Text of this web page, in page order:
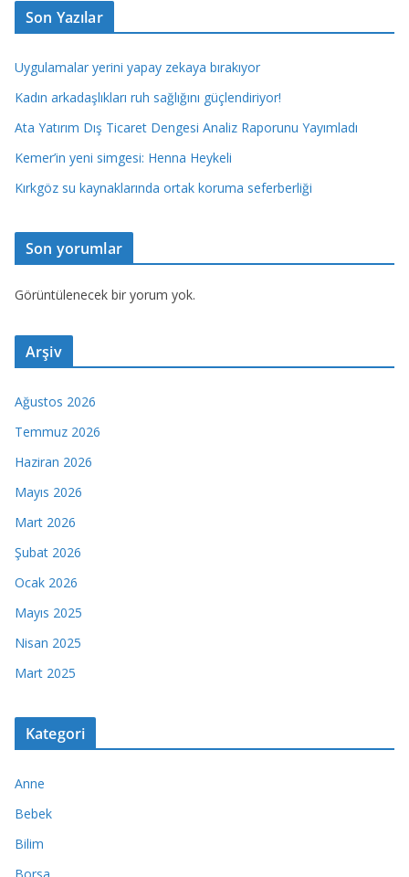
Son Yazılar
Uygulamalar yerini yapay zekaya bırakıyor
Kadın arkadaşlıkları ruh sağlığını güçlendiriyor!
Ata Yatırım Dış Ticaret Dengesi Analiz Raporunu Yayımladı
Kemer’in yeni simgesi: Henna Heykeli
Kırkgöz su kaynaklarında ortak koruma seferberliği
Son yorumlar
Görüntülenecek bir yorum yok.
Arşiv
Ağustos 2026
Temmuz 2026
Haziran 2026
Mayıs 2026
Mart 2026
Şubat 2026
Ocak 2026
Mayıs 2025
Nisan 2025
Mart 2025
Kategori
Anne
Bebek
Bilim